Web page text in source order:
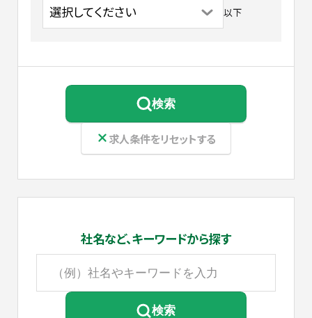
以下
検索
求人条件をリセットする
社名など、キーワードから探す
検索